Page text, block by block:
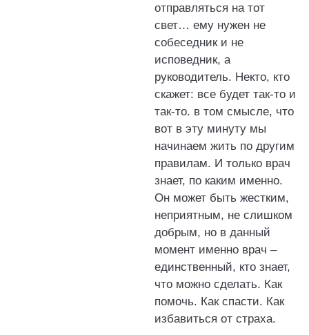
отправляться на тот
свет… ему нужен не
собеседник и не
исповедник, а
руководитель. Некто, кто
скажет: все будет так-то и
так-то. в том смысле, что
вот в эту минуту мы
начинаем жить по другим
правилам. И только врач
знает, по каким именно.
Он может быть жестким,
неприятным, не слишком
добрым, но в данный
момент именно врач –
единственный, кто знает,
что можно сделать. Как
помочь. Как спасти. Как
избавиться от страха.